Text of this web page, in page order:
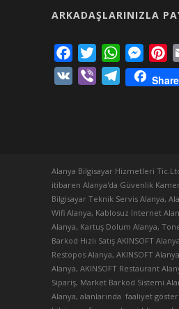
ARKADAŞLARINIZLA
FacebookTwitterWhatsApp
VK
Viber Telegram
Share
Alanya Bilgisayar Hizmetleri
itibaren Alanya'da Güvenlik
Bilgisayar Teknik Servis Alanya,
Wifi Alanya, Kablosuz Internet
Alanya, Kartuş Dolum Alanya,
Barkod Hızlı Satış AKINSOFT
Restopos Alanya, AKINSOFT
Alanya, AKINSOFT Restaurant
Sipariş, Market Barkod Sistemi
Alanya, alanlarında faaliyet